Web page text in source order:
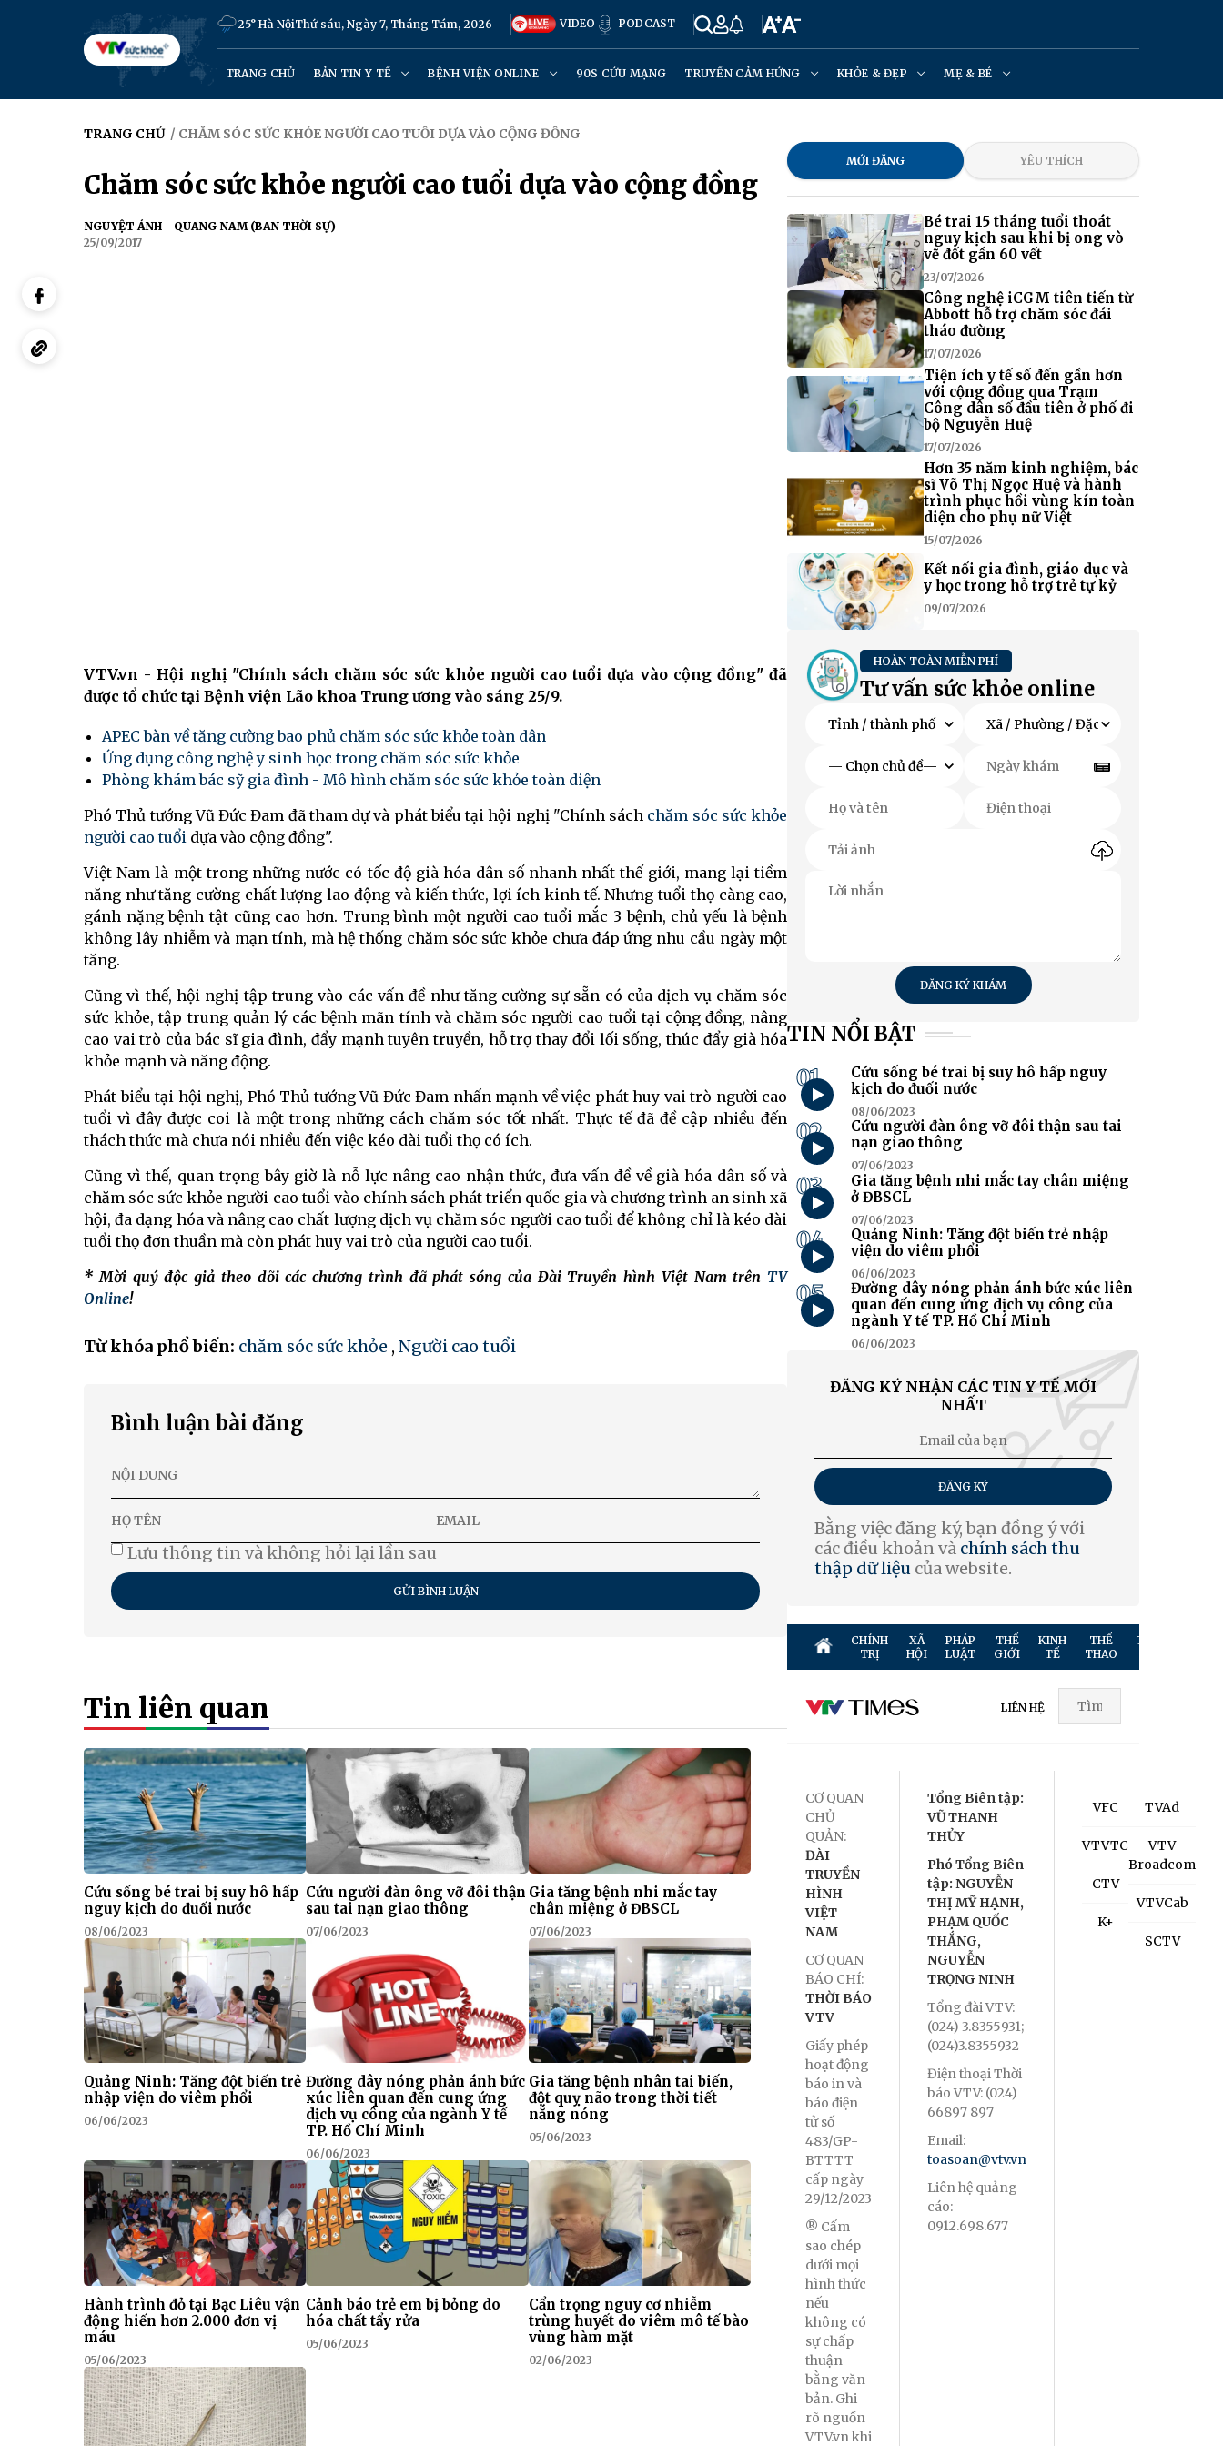
25° Hà NộiThứ sáu, Ngày 7, Tháng Tám, 2026 VIDEO PODCAST
TRANG CHỦ BẢN TIN Y TẾ BỆNH VIỆN ONLINE 90S CỨU MẠNG TRUYỀN CẢM HỨNG KHỎE & ĐẸP MẸ & BÉ
TRANG CHỦ / CHĂM SÓC SỨC KHỎE NGƯỜI CAO TUỔI DỰA VÀO CỘNG ĐỒNG
Chăm sóc sức khỏe người cao tuổi dựa vào cộng đồng
NGUYỆT ÁNH - QUANG NAM (BAN THỜI SỰ)
25/09/2017
VTV.vn - Hội nghị "Chính sách chăm sóc sức khỏe người cao tuổi dựa vào cộng đồng" đã
được tổ chức tại Bệnh viện Lão khoa Trung ương vào sáng 25/9.
APEC bàn về tăng cường bao phủ chăm sóc sức khỏe toàn dân
Ứng dụng công nghệ y sinh học trong chăm sóc sức khỏe
Phòng khám bác sỹ gia đình - Mô hình chăm sóc sức khỏe toàn diện
Phó Thủ tướng Vũ Đức Đam đã tham dự và phát biểu tại hội nghị "Chính sách chăm sóc sức khỏe
người cao tuổi dựa vào cộng đồng".
Việt Nam là một trong những nước có tốc độ già hóa dân số nhanh nhất thế giới, mang lại tiềm
năng như tăng cường chất lượng lao động và kiến thức, lợi ích kinh tế. Nhưng tuổi thọ càng cao,
gánh nặng bệnh tật cũng cao hơn. Trung bình một người cao tuổi mắc 3 bệnh, chủ yếu là bệnh
không lây nhiễm và mạn tính, mà hệ thống chăm sóc sức khỏe chưa đáp ứng nhu cầu ngày một
tăng.
Cũng vì thế, hội nghị tập trung vào các vấn đề như tăng cường sự sẵn có của dịch vụ chăm sóc
sức khỏe, tập trung quản lý các bệnh mãn tính và chăm sóc người cao tuổi tại cộng đồng, nâng
cao vai trò của bác sĩ gia đình, đẩy mạnh tuyên truyền, hỗ trợ thay đổi lối sống, thúc đẩy già hóa
khỏe mạnh và năng động.
Phát biểu tại hội nghị, Phó Thủ tướng Vũ Đức Đam nhấn mạnh về việc phát huy vai trò người cao
tuổi vì đây được coi là một trong những cách chăm sóc tốt nhất. Thực tế đã đề cập nhiều đến
thách thức mà chưa nói nhiều đến việc kéo dài tuổi thọ có ích.
Cũng vì thế, quan trọng bây giờ là nỗ lực nâng cao nhận thức, đưa vấn đề về già hóa dân số và
chăm sóc sức khỏe người cao tuổi vào chính sách phát triển quốc gia và chương trình an sinh xã
hội, đa dạng hóa và nâng cao chất lượng dịch vụ chăm sóc người cao tuổi để không chỉ là kéo dài
tuổi thọ đơn thuần mà còn phát huy vai trò của người cao tuổi.
* Mời quý độc giả theo dõi các chương trình đã phát sóng của Đài Truyền hình Việt Nam trên TV
Online!
Từ khóa phổ biến: chăm sóc sức khỏe , Người cao tuổi
Bình luận bài đăng
Lưu thông tin và không hỏi lại lần sau
GỬI BÌNH LUẬN
Tin liên quan
Cứu sống bé trai bị suy hô hấp
nguy kịch do đuối nước
08/06/2023
Cứu người đàn ông vỡ đôi thận
sau tai nạn giao thông
07/06/2023
Gia tăng bệnh nhi mắc tay
chân miệng ở ĐBSCL
07/06/2023
Quảng Ninh: Tăng đột biến trẻ
nhập viện do viêm phổi
06/06/2023
Đường dây nóng phản ánh bức
xúc liên quan đến cung ứng
dịch vụ công của ngành Y tế
TP. Hồ Chí Minh
06/06/2023
Gia tăng bệnh nhân tai biến,
đột quỵ não trong thời tiết
nắng nóng
05/06/2023
Hành trình đỏ tại Bạc Liêu vận
động hiến hơn 2.000 đơn vị
máu
05/06/2023
Cảnh báo trẻ em bị bỏng do
hóa chất tẩy rửa
05/06/2023
Cẩn trọng nguy cơ nhiễm
trùng huyết do viêm mô tế bào
vùng hàm mặt
02/06/2023
MỚI ĐĂNG YÊU THÍCH
Bé trai 15 tháng tuổi thoát
nguy kịch sau khi bị ong vò
vẽ đốt gần 60 vết
23/07/2026
Công nghệ iCGM tiên tiến từ
Abbott hỗ trợ chăm sóc đái
tháo đường
17/07/2026
Tiện ích y tế số đến gần hơn
với cộng đồng qua Trạm
Công dân số đầu tiên ở phố đi
bộ Nguyễn Huệ
17/07/2026
Hơn 35 năm kinh nghiệm, bác
sĩ Võ Thị Ngọc Huệ và hành
trình phục hồi vùng kín toàn
diện cho phụ nữ Việt
15/07/2026
Kết nối gia đình, giáo dục và
y học trong hỗ trợ trẻ tự kỷ
09/07/2026
HOÀN TOÀN MIỄN PHÍ
Tư vấn sức khỏe online
ĐĂNG KÝ KHÁM
TIN NỔI BẬT
01
Cứu sống bé trai bị suy hô hấp nguy
kịch do đuối nước
08/06/2023
02
Cứu người đàn ông vỡ đôi thận sau tai
nạn giao thông
07/06/2023
03
Gia tăng bệnh nhi mắc tay chân miệng
ở ĐBSCL
07/06/2023
04
Quảng Ninh: Tăng đột biến trẻ nhập
viện do viêm phổi
06/06/2023
05
Đường dây nóng phản ánh bức xúc liên
quan đến cung ứng dịch vụ công của
ngành Y tế TP. Hồ Chí Minh
06/06/2023
ĐĂNG KÝ NHẬN CÁC TIN Y TẾ MỚI
NHẤT
ĐĂNG KÝ
Bằng việc đăng ký, bạn đồng ý với
các điều khoản và chính sách thu
thập dữ liệu của website.
CHÍNH
TRỊ
XÃ
HỘI
PHÁP
LUẬT
THẾ
GIỚI
KINH
TẾ
THỂ
THAO
TRUYỀN
LIÊN HỆ
CƠ QUAN
CHỦ
QUẢN:
ĐÀI
TRUYỀN
HÌNH
VIỆT
NAM
CƠ QUAN
BÁO CHÍ:
THỜI BÁO
VTV
Giấy phép
hoạt động
báo in và
báo điện
tử số
483/GP-
BTTTT
cấp ngày
29/12/2023
® Cấm
sao chép
dưới mọi
hình thức
nếu
không có
sự chấp
thuận
bằng văn
bản. Ghi
rõ nguồn
VTV.vn khi
Tổng Biên tập:
VŨ THANH
THỦY
Phó Tổng Biên
tập: NGUYỄN
THỊ MỸ HẠNH,
PHẠM QUỐC
THẮNG,
NGUYỄN
TRỌNG NINH
Tổng đài VTV:
(024) 3.8355931;
(024)3.8355932
Điện thoại Thời
báo VTV: (024)
66897 897
Email:
toasoan@vtv.vn
Liên hệ quảng
cáo:
0912.698.677
VFC
VTVTC
CTV
K+
TVAd
VTV
Broadcom
VTVCab
SCTV